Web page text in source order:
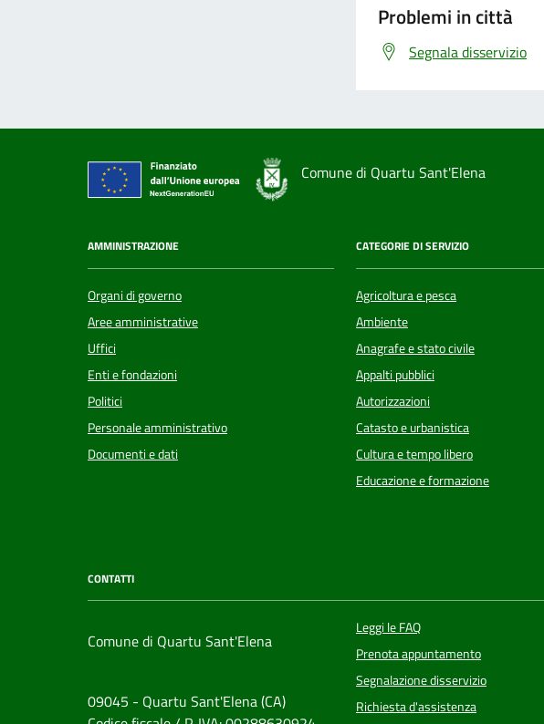
Problemi in città
Segnala disservizio
Comune di Quartu Sant'Elena
AMMINISTRAZIONE
Organi di governo
Aree amministrative
Uffici
Enti e fondazioni
Politici
Personale amministrativo
Documenti e dati
CATEGORIE DI SERVIZIO
Agricoltura e pesca
Ambiente
Anagrafe e stato civile
Appalti pubblici
Autorizzazioni
Catasto e urbanistica
Cultura e tempo libero
Educazione e formazione
CONTATTI
Comune di Quartu Sant'Elena
09045 - Quartu Sant'Elena (CA)
Leggi le FAQ
Prenota appuntamento
Segnalazione disservizio
Richiesta d'assistenza